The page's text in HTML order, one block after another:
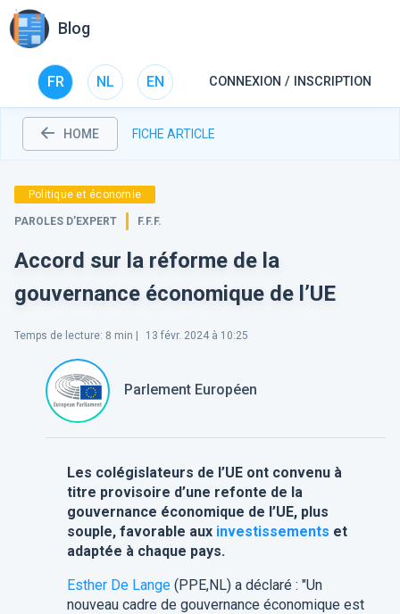
Blog
FR NL EN CONNEXION / INSCRIPTION
HOME FICHE ARTICLE
Politique et économie
PAROLES D’EXPERT F.F.F.
Accord sur la réforme de la
gouvernance économique de l’UE
Temps de lecture: 8 min | 13 févr. 2024 à 10:25
Parlement Européen
Les colégislateurs de l’UE ont convenu à
titre provisoire d’une refonte de la
gouvernance économique de l’UE, plus
souple, favorable aux investissements et
adaptée à chaque pays.
Esther De Lange (PPE,NL) a déclaré : "Un
nouveau cadre de gouvernance économique est